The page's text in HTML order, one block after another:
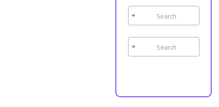
Search
Search